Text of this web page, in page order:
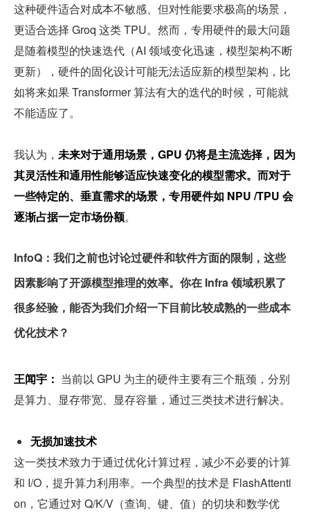
这种硬件适合对成本不敏感、但对性能要求极高的场景，
更适合选择 Groq 这类 TPU。然而，专用硬件的最大问题
是随着模型的快速迭代（AI 领域变化迅速，模型架构不断
更新），硬件的固化设计可能无法适应新的模型架构，比
如将来如果 Transformer 算法有大的迭代的时候，可能就
不能适应了。
我认为， 未来对于通用场景，GPU 仍将是主流选择，因为
其灵活性和通用性能够适应快速变化的模型需求。而对于
一些特定的、垂直需求的场景，专用硬件如 NPU /TPU 会
逐渐占据一定市场份额。
InfoQ：我们之前也讨论过硬件和软件方面的限制，这些
因素影响了开源模型推理的效率。你在 Infra 领域积累了
很多经验，能否为我们介绍一下目前比较成熟的一些成本
优化技术？
王闻宇： 当前以 GPU 为主的硬件主要有三个瓶颈，分别
是算力、显存带宽、显存容量，通过三类技术进行解决。
无损加速技术
这一类技术致力于通过优化计算过程，减少不必要的计算
和 I/O，提升算力利用率。一个典型的技术是 FlashAttenti
on，它通过对 Q/K/V（查询、键、值）的切块和数学优